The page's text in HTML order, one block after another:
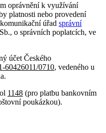
oprávnění k využívání
platnosti nebo provedení
úřad správní
o správních poplatcích, ve
účet Českého
60426011/0710, vedeného u
1148 (pro platbu bankovním
poukázkou).